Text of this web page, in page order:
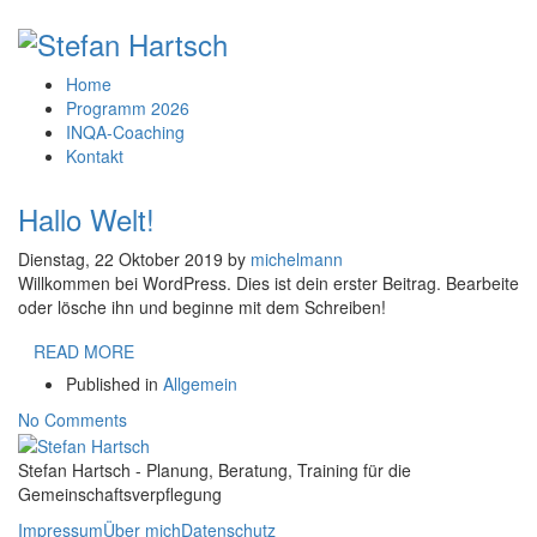
Home
Programm 2026
INQA-Coaching
Kontakt
Hallo Welt!
Dienstag, 22 Oktober 2019 by michelmann
Willkommen bei WordPress. Dies ist dein erster Beitrag. Bearbeite
oder lösche ihn und beginne mit dem Schreiben!
READ MORE
Published in Allgemein
No Comments
Stefan Hartsch - Planung, Beratung, Training für die
Gemeinschaftsverpflegung
ImpressumÜber michDatenschutz